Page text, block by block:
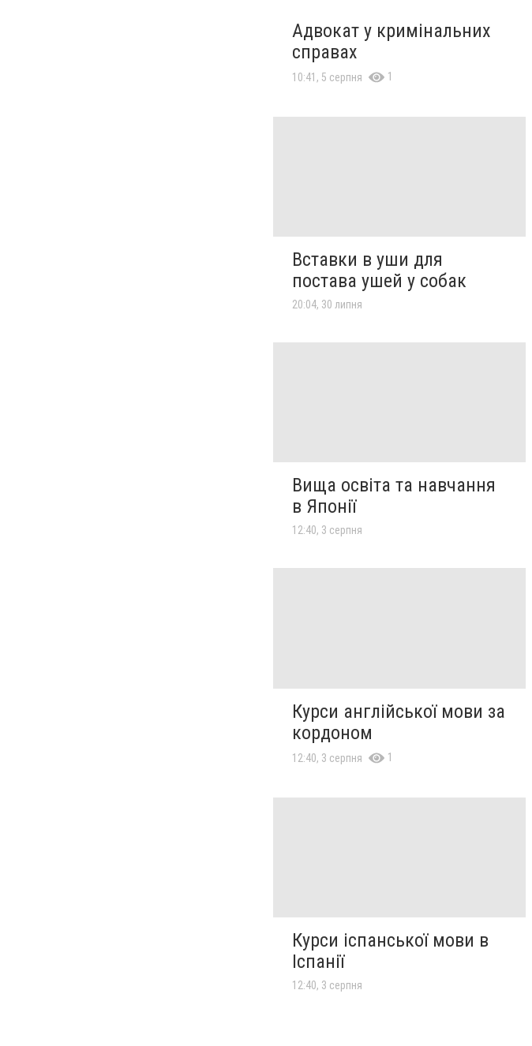
Адвокат у кримінальних
справах
10:41, 5 серпня 1
Вставки в уши для
постава ушей у собак
20:04, 30 липня
Вища освіта та навчання
в Японії
12:40, 3 серпня
Курси англійської мови за
кордоном
12:40, 3 серпня 1
Курси іспанської мови в
Іспанії
12:40, 3 серпня